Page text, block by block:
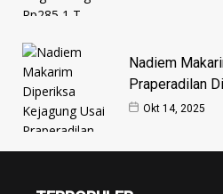
Nadiem
Praperadilan
Okt 14, 2025